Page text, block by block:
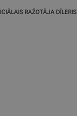
RAŽOTĀJA DĪLERIS